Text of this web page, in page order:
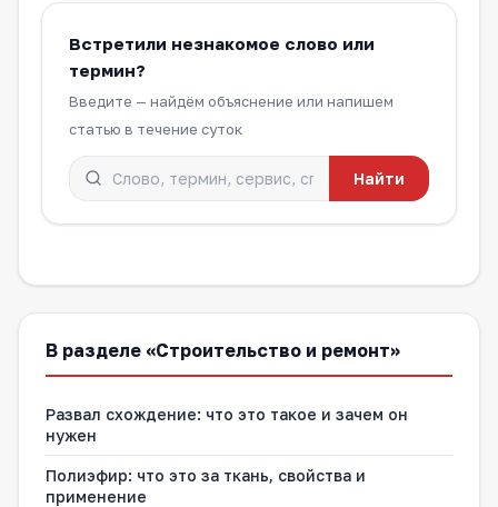
Встретили незнакомое слово или
термин?
Введите — найдём объяснение или напишем
статью в течение суток
Найти
В разделе «Строительство и ремонт»
Развал схождение: что это такое и зачем он
нужен
Полиэфир: что это за ткань, свойства и
применение